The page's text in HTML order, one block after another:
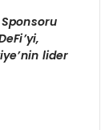
Sponsoru
’nin lider